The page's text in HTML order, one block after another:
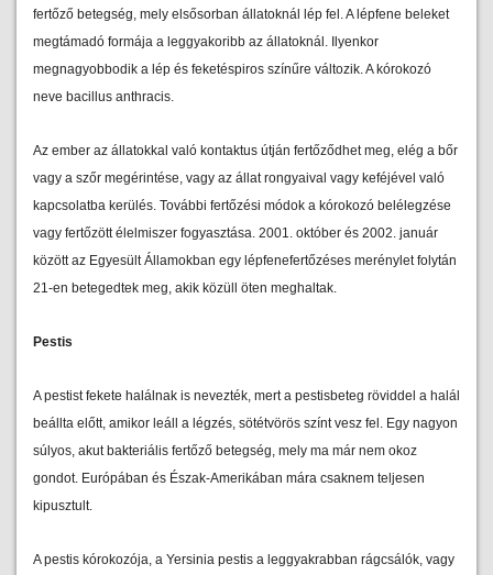
fertőző betegség, mely elsősorban állatoknál lép fel. A lépfene beleket
megtámadó formája a leggyakoribb az állatoknál. Ilyenkor
megnagyobbodik a lép és feketéspiros színűre változik. A kórokozó
neve bacillus anthracis.
Az ember az állatokkal való kontaktus útján fertőződhet meg, elég a bőr
vagy a szőr megérintése, vagy az állat rongyaival vagy keféjével való
kapcsolatba kerülés. További fertőzési módok a kórokozó belélegzése
vagy fertőzött élelmiszer fogyasztása. 2001. október és 2002. január
között az Egyesült Államokban egy lépfenefertőzéses merénylet folytán
21-en betegedtek meg, akik közüll öten meghaltak.
Pestis
A pestist fekete halálnak is nevezték, mert a pestisbeteg röviddel a halál
beállta előtt, amikor leáll a légzés, sötétvörös színt vesz fel. Egy nagyon
súlyos, akut bakteriális fertőző betegség, mely ma már nem okoz
gondot. Európában és Észak-Amerikában mára csaknem teljesen
kipusztult.
A pestis kórokozója, a Yersinia pestis a leggyakrabban rágcsálók, vagy